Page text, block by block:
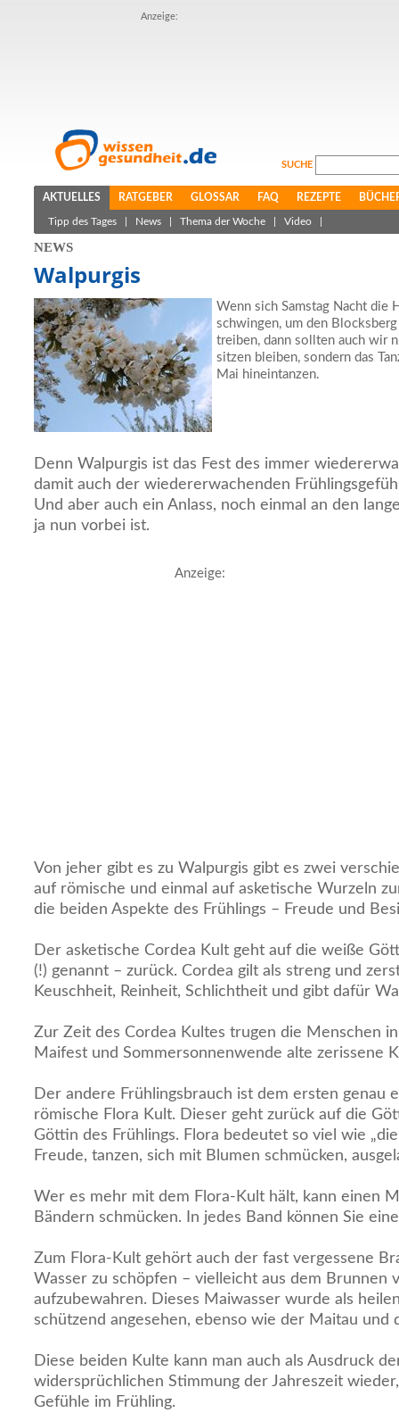
Anzeige:
SUCHE
AKTUELLES RATGEBER GLOSSAR FAQ REZEPTE
Tipp des Tages News Thema der Woche Video
NEWS
Walpurgis
Wenn sich Samstag Nacht die
schwingen, um den
treiben, dann sollten auch wir
sitzen bleiben, sondern das
Mai hineintanzen.
Denn Walpurgis ist das Fest des immer
damit auch der wiedererwachenden
Und aber auch ein Anlass, noch einmal an den
ja nun vorbei ist.
Anzeige:
Von jeher gibt es zu Walpurgis gibt es zwei
auf römische und einmal auf asketische Wurzeln
die beiden Aspekte des Frühlings – Freude und
Der asketische Cordea Kult geht auf die weiße
(!) genannt – zurück. Cordea gilt als streng und
Keuschheit, Reinheit, Schlichtheit und gibt dafür
Zur Zeit des Cordea Kultes trugen die Menschen
Maifest und Sommersonnenwende alte zerissene
Der andere Frühlingsbrauch ist dem ersten genau
römische Flora Kult. Dieser geht zurück auf die
Göttin des Frühlings. Flora bedeutet so viel wie
Freude, tanzen, sich mit Blumen schmücken,
Wer es mehr mit dem Flora-Kult hält, kann einen
Bändern schmücken. In jedes Band können Sie
Zum Flora-Kult gehört auch der fast vergessene
Wasser zu schöpfen – vielleicht aus dem Brunnen
aufzubewahren. Dieses Maiwasser wurde als
schützend angesehen, ebenso wie der Maitau und
Diese beiden Kulte kann man auch als Ausdruck
widersprüchlichen Stimmung der Jahreszeit
Gefühle im Frühling.